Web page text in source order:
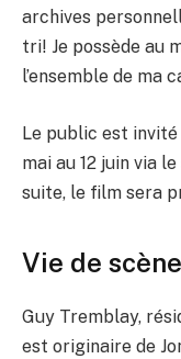
archives
tri! Je possède au
l’ensemble de ma
Le public est invité
mai au 12 juin via
suite, le film sera
Vie de scène
Guy Tremblay,
est originaire de